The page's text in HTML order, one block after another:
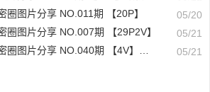
圈图片分享 NO.011期 【20P】
05/20
圈图片分享 NO.007期 【29P2V】
05/21
享 NO.040期 【4V】最新至：2023.11.14 05/21